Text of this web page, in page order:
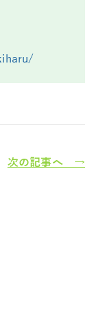
次の記事へ →